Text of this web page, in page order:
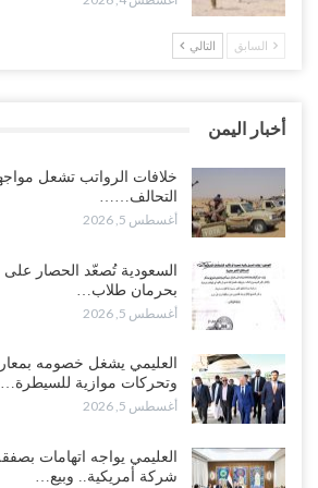
مدير مكتب العليمي يقدم استقالته..
بالتهريب وعينه على المحافظ..!
أغسطس 4, 2026
تعيد تحشيد قواتها في أهم سواحل اليمن على
أغسطس 4, 2026
“الضالع“| حملة اجتثاث سعودية لأذرع الزبيدي من
أغسطس 4, 2026
“مقالات“| عِنْدَما يَغِيب الأَقربون.. وَتَضِيق بِلَاد
هِيَ الحِضْنُ الدَّافِئُ…
أغسطس 4, 2026
السابق التالي
أخبار اليمن
خلافات الرواتب تشعل
التحالف……
أغسطس 5, 2026
السعودية تُصعّد الحصار على
بحرمان طلاب…
أغسطس 5, 2026
العليمي يشغل خصومه
وتحركات موازية للسيطرة…
أغسطس 5, 2026
العليمي يواجه اتهامات
شركة أمريكية.. وبيع…